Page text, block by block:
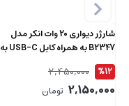
شارژر دیواری 20 وات انکر مدل
B2347 به همراه کابل USB-C به
طول 1.5 متر
%12
2,450,000
2,150,000 تومان